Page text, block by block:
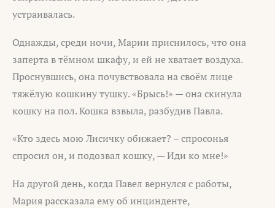
устраивалась.
Однажды, среди ночи, Марии приснилось, что она
заперта в тёмном шкафу, и ей не хватает воздуха.
Проснувшись, она почувствовала на своём лице
тяжёлую кошкину тушку. «Брысь!» — она скинула
кошку на пол. Кошка взвыла, разбудив Павла.
«Кто здесь мою Лисичку обижает? – спросонья
спросил он, и подозвал кошку, — Иди ко мне!»
На другой день, когда Павел вернулся с работы,
Мария рассказала ему об инцинденте,